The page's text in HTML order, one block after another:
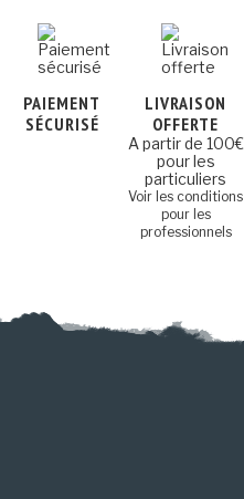
PAIEMENT
SÉCURISÉ
LIVRAISON
OFFERTE
A partir de 100€
pour les
particuliers
Voir les conditions
pour les
professionnels